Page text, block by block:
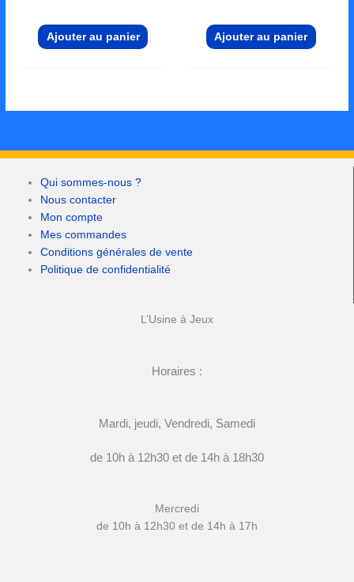
Ajouter au panier Ajouter au panier
Qui sommes-nous ?
Nous contacter
Mon compte
Mes commandes
Conditions générales de vente
Politique de confidentialité
L’Usine à Jeux
Horaires :
Mardi, jeudi, Vendredi, Samedi
de 10h à 12h30 et de 14h à 18h30
Mercredi
de 10h à 12h30 et de 14h à 17h